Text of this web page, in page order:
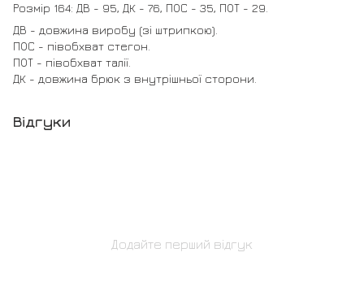
Розмір 164: ДВ - 95, ДК - 76, ПОС - 35, ПОТ - 29.
ДВ - довжина виробу (зі штрипкою).
ПОС - півобхват стегон.
ПОТ - півобхват талії.
ДК - довжина брюк з внутрішньої сторони.
Відгуки
Додайте перший відгук